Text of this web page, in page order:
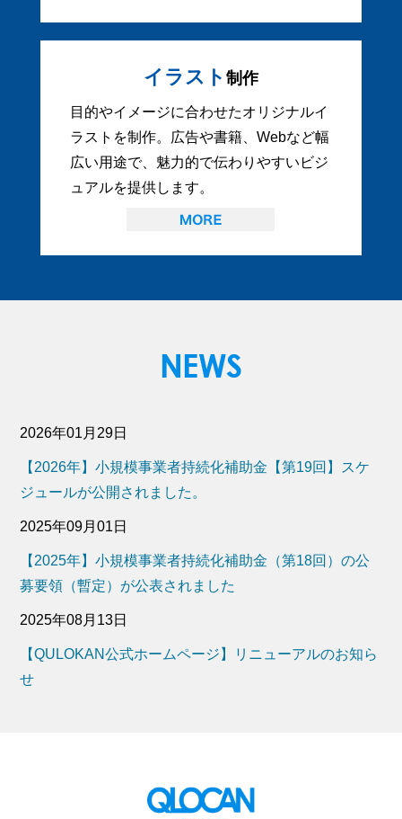
イラスト 制作
目的やイメージに合わせたオリジナルイ
ラストを制作。広告や書籍、Webなど幅
広い用途で、魅力的で伝わりやすいビジ
ュアルを提供します。
2026年01月29日
【2026年】小規模事業者持続化補助金【第19回】スケ
ジュールが公開されました。
2025年09月01日
【2025年】小規模事業者持続化補助金（第18回）の公
募要領（暫定）が公表されました
2025年08月13日
【QULOKAN公式ホームページ】リニューアルのお知ら
せ